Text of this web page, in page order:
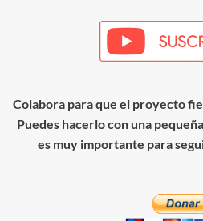
Colabora para que el proyecto
Puedes hacerlo con una
es muy importante para